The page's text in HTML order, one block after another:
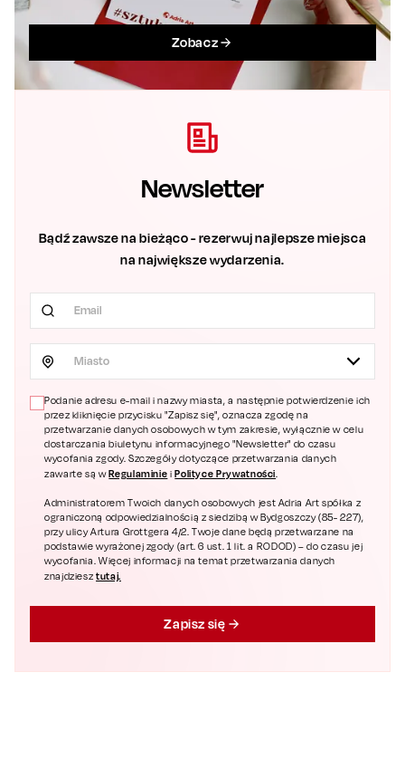
Zobacz
Newsletter
Bądź zawsze na bieżąco - rezerwuj najlepsze miejsca
na największe wydarzenia.
Miasto
Podanie adresu e-mail i nazwy miasta, a następnie potwierdzenie ich
przez kliknięcie przycisku "Zapisz się", oznacza zgodę na
przetwarzanie danych osobowych w tym zakresie, wyłącznie w celu
dostarczania biuletynu informacyjnego "Newsletter" do czasu
wycofania zgody. Szczegóły dotyczące przetwarzania danych
zawarte są wRegulaminie iPolityce Prywatności
Administratorem Twoich danych osobowych jest Adria Art spółka z
ograniczoną odpowiedzialnością z siedzibą w Bydgoszczy (85- 227),
przy ulicy Artura Grottgera 4/2. Twoje dane będą przetwarzane na
podstawie wyrażonej zgody (art. 6 ust. 1 lit. a RODOD) – do czasu jej
wycofania. Więcej informacji na temat przetwarzania danych
znajdziesztutaj.
Zapisz się